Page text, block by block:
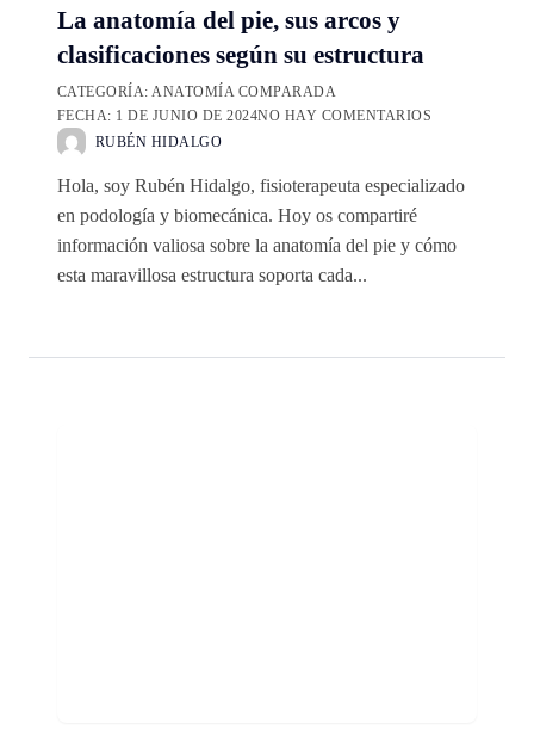
La anatomía del pie, sus arcos y
clasificaciones según su estructura
CATEGORÍA:ANATOMÍA COMPARADA
FECHA: 1 DE JUNIO DE 2024NO HAY COMENTARIOS
RUBÉN HIDALGO
Hola, soy Rubén Hidalgo, fisioterapeuta especializado
en podología y biomecánica. Hoy os compartiré
información valiosa sobre la anatomía del pie y cómo
esta maravillosa estructura soporta cada...